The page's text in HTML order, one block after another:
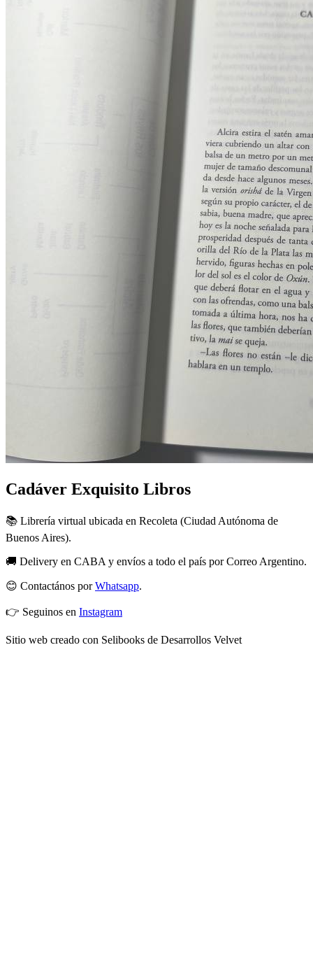
Cadáver Exquisito Libros
📚 Librería virtual ubicada en Recoleta (Ciudad Autónoma de
Buenos Aires).
🚚 Delivery en CABA y envíos a todo el país por Correo Argentino.
😊 Contactános porWhatsapp.
👉 Seguinos en Instagram
Sitio web creado con Selibooks de Desarrollos Velvet